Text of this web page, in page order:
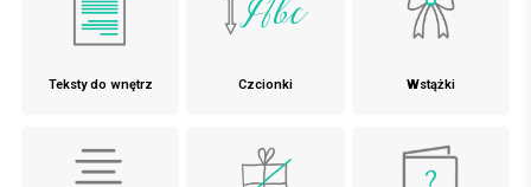
Teksty do wnętrz Czcionki Wstążki